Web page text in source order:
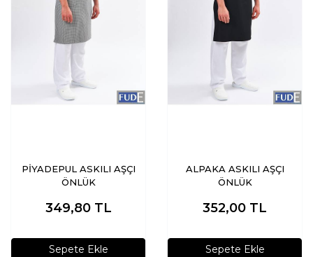
PİYADEPUL ASKILI AŞÇI
ÖNLÜK
349,80 TL
Sepete Ekle
ALPAKA ASKILI AŞÇI
ÖNLÜK
352,00 TL
Sepete Ekle